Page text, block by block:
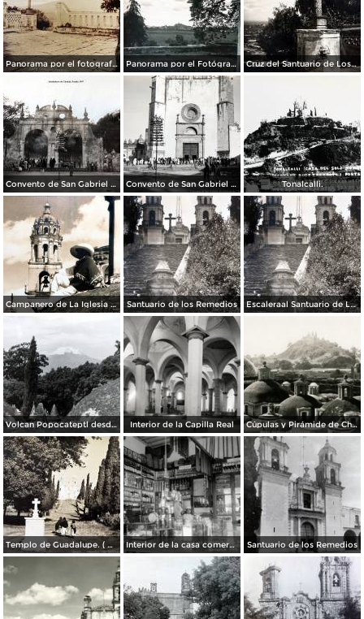
Panorama por el fotografo Hugo Brehme. Panorama por el Fotógrafo Hugo Brehme. Cruz del Santuario de Los Remedios.
Convento de San Gabriel Alrededores de Cholula, Puebla 1947 Convento de San Gabriel Alrededores de Cholula, Puebla 1947 Tonalcalli.
Campanero de La Iglesia de Cholula. ( Circulada el 21 de Noviembre de 1935 ). Santuario de los Remedios Escaleraal Santuario de Los Remedios
Volcan Popocateptl desde las cupulas de Cholula. Interior de la Capilla Real Cúpulas y Pirámide de Cholula
Templo de Guadalupe. ( Circulada el 23 de Julio de 1940 ). Interior de la casa comercial del Sr. A. E. Porras Santuario de los Remedios